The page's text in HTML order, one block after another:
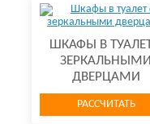
ШКАФЫ В
ЗЕРКАЛЬНЫМИ
ДВЕРЦАМИ
РАССЧИТАТЬ